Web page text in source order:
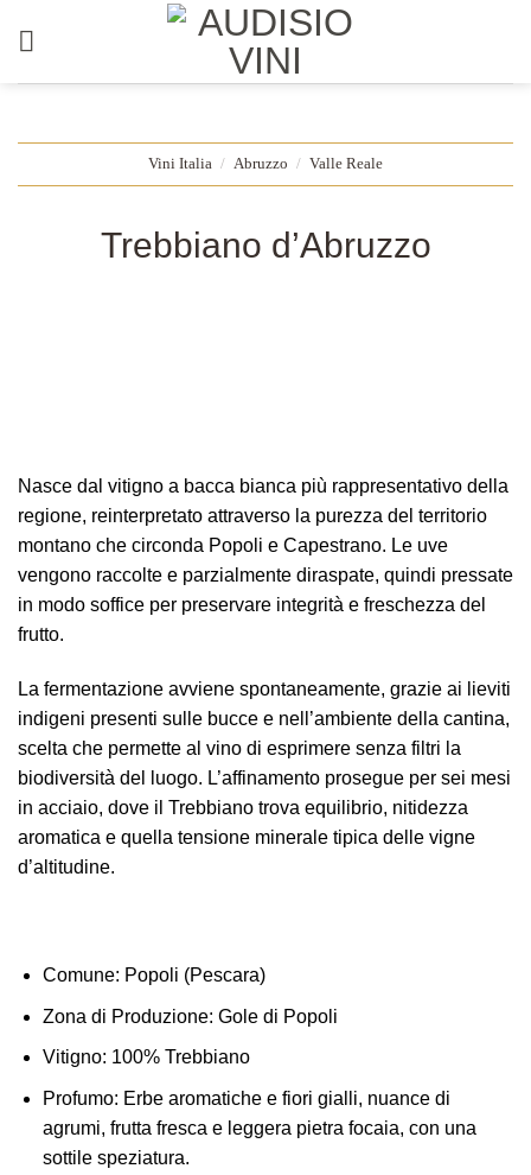
Vini Italia / Abruzzo / Valle Reale
Trebbiano d’Abruzzo
Nasce dal vitigno a bacca bianca più rappresentativo della
regione, reinterpretato attraverso la purezza del territorio
montano che circonda Popoli e Capestrano. Le uve
vengono raccolte e parzialmente diraspate, quindi pressate
in modo soffice per preservare integrità e freschezza del
frutto.
La fermentazione avviene spontaneamente, grazie ai lieviti
indigeni presenti sulle bucce e nell’ambiente della cantina,
scelta che permette al vino di esprimere senza filtri la
biodiversità del luogo. L’affinamento prosegue per sei mesi
in acciaio, dove il Trebbiano trova equilibrio, nitidezza
aromatica e quella tensione minerale tipica delle vigne
d’altitudine.
Comune: Popoli (Pescara)
Zona di Produzione: Gole di Popoli
Vitigno: 100% Trebbiano
Profumo: Erbe aromatiche e fiori gialli, nuance di
agrumi, frutta fresca e leggera pietra focaia, con una
sottile speziatura.